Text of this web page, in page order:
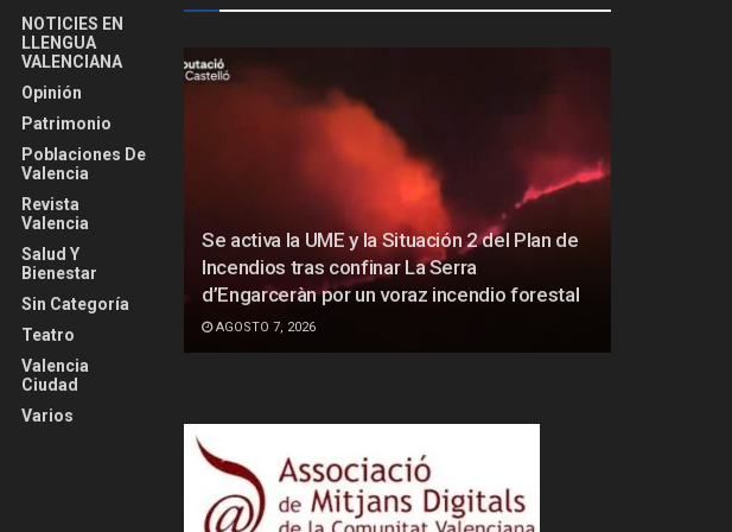
NOTICIES EN
LLENGUA
VALENCIANA
Opinión
Patrimonio
Poblaciones De
Valencia
Revista
Valencia
Salud Y
Bienestar
Sin Categoría
Teatro
Valencia
Ciudad
Varios
Se activa la UME y la Situación 2 del Plan de
Incendios tras confinar La Serra
d’Engarceràn por un voraz incendio forestal
AGOSTO 7, 2026